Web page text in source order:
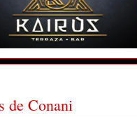
de Conani